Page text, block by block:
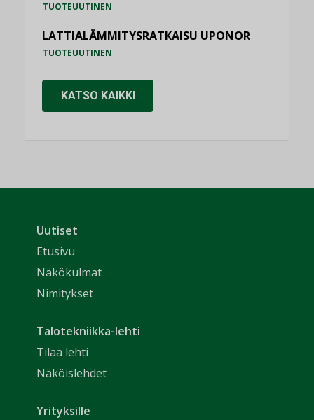
TUOTEUUTINEN
LATTIALÄMMITYSRATKAISU UPONOR
TUOTEUUTINEN
KATSO KAIKKI
Uutiset
Etusivu
Näkökulmat
Nimitykset
Talotekniikka-lehti
Tilaa lehti
Näköislehdet
Yrityksille